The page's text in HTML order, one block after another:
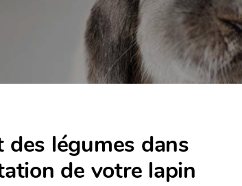
des légumes dans
de votre lapin